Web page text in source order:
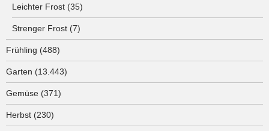
Leichter Frost (35)
Strenger Frost (7)
Frühling (488)
Garten (13.443)
Gemüse (371)
Herbst (230)